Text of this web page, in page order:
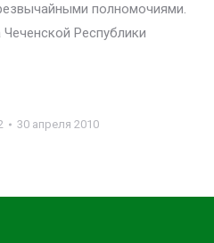
полномочиями.
Республики
30 апреля 2010